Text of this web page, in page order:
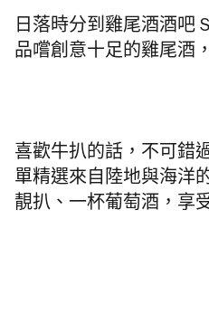
日落時分到雞尾酒酒吧
品嚐創意十足的雞尾酒
喜歡牛扒的話，不可錯
單精選來自陸地與海洋
靚扒、一杯葡萄酒，享